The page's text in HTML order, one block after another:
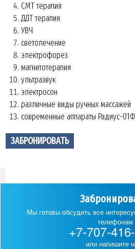
СМТ терапия
ДДТ терапия
УВЧ
светолечение
электрофорез
магнитотерапия
ультразвук
электросон
различные виды ручных массажей
современные аппараты Радиус-
ЗАБРОНИРОВАТЬ
Мы готовы обсудить все
телефонам
+7-707-
или напишите